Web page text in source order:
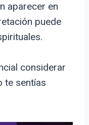
aparecer en
puede
considerar
te sentías